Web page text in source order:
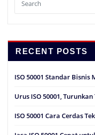
RECENT POSTS
ISO 50001 Standar Bisnis
Urus ISO 50001,
ISO 50001 Cara Cerdas